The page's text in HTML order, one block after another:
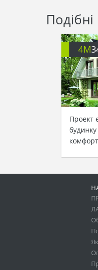
Подібні
4M
Проект